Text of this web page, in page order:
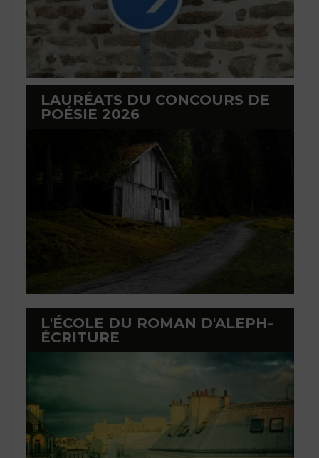
LAURÉATS DU CONCOURS DE
POÉSIE 2026
L'ÉCOLE DU ROMAN D'ALEPH-
ÉCRITURE